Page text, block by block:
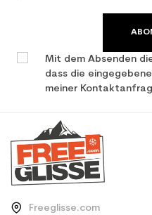
Mit dem Absenden
dass die
meiner
Freeglisse.com